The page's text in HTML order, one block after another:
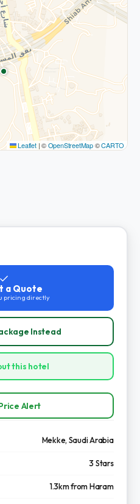
Leaflet |©OpenStreetMap©CARTO
a Quote
pricing directly
Instead
this hotel
Alert
Mekke, Saudi Arabia
3 Stars
1.3km from Haram